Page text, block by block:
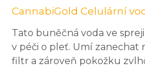
CannabiGold Celulární
Tato buněčná voda ve
v péči o pleť. Umí zanechat
filtr a zároveň pokožku